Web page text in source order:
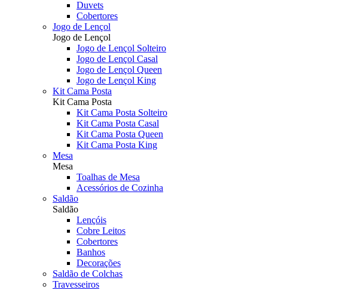
Duvets
Cobertores
Jogo de Lençol
Jogo de Lençol
Jogo de Lençol Solteiro
Jogo de Lençol Casal
Jogo de Lençol Queen
Jogo de Lençol King
Kit Cama Posta
Kit Cama Posta
Kit Cama Posta Solteiro
Kit Cama Posta Casal
Kit Cama Posta Queen
Kit Cama Posta King
Mesa
Mesa
Toalhas de Mesa
Acessórios de Cozinha
Saldão
Saldão
Lençóis
Cobre Leitos
Cobertores
Banhos
Decorações
Saldão de Colchas
Travesseiros